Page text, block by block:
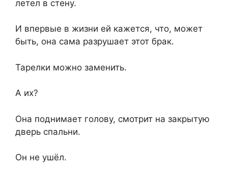
летел в стену.
И впервые в жизни ей кажется, что, может
быть, она сама разрушает этот брак.
Тарелки можно заменить.
А их?
Она поднимает голову, смотрит на закрытую
дверь спальни.
Он не ушёл.